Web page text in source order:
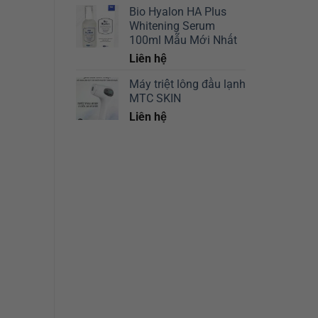
Bio Hyalon HA Plus
Whitening Serum
100ml Mẫu Mới Nhất
Liên hệ
Máy triệt lông đầu lạnh
MTC SKIN
Liên hệ